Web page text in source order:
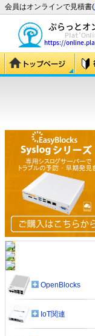
会員はオンラインで見積書(
OpenBlocks
IoT関連